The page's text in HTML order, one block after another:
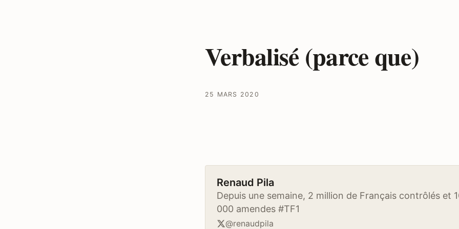
Verbalisé (parce que)
25 MARS 2020
Renaud Pila
Depuis une semaine, 2 million de Français contrôlés et
000 amendes #TF1
@renaudpila